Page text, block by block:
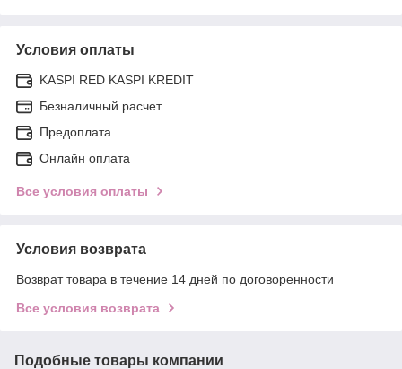
Условия оплаты
KASPI RED KASPI KREDIT
Безналичный расчет
Предоплата
Онлайн оплата
Все условия оплаты
Условия возврата
Возврат товара в течение 14 дней по договоренности
Все условия возврата
Подобные товары компании